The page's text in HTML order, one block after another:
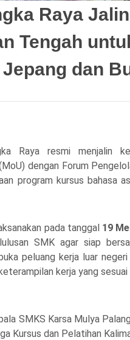
Raya
Tengah
dan
Raya resmi menjalin
dengan Forum
program kursus bahasa
pada tanggal 19
SMK agar siap
peluang kerja luar
kerja yang
SMKS Karsa Mulya
Kursus dan Pelatihan